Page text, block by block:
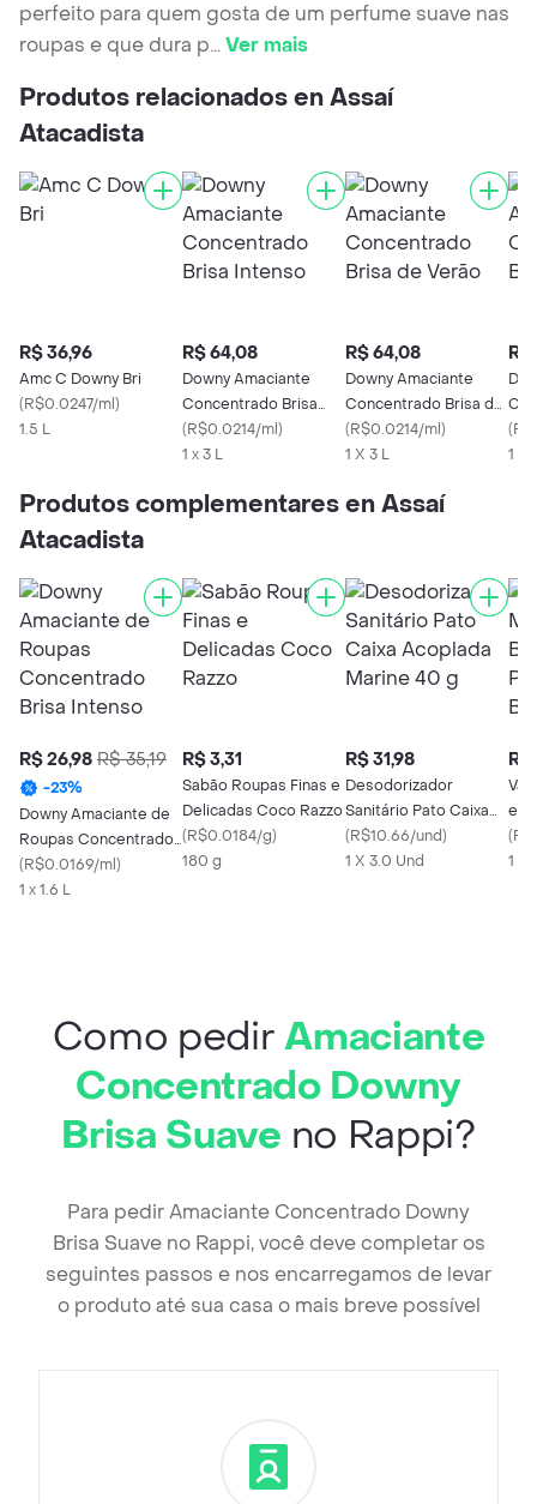
perfeito para quem gosta de um perfume suave nas
roupas e que dura p...Ver mais
Produtos relacionados en Assaí
Atacadista
R$ 36,96
Amc C Downy Bri
(R$0.0247/ml)
1.5 L
R$ 64,08
Downy Amaciante
Concentrado Brisa
Intenso
(R$0.0214/ml)
1 x 3 L
R$ 64,08
Downy Amaciante
Concentrado Brisa de
Verão
(R$0.0214/ml)
1 X 3 L
R$
(
1 X
Produtos complementares en Assaí
Atacadista
R$ 26,98 R$ 35,19
-23%
Downy Amaciante de
Roupas Concentrado
Brisa Intenso
(R$0.0169/ml)
1 x 1.6 L
R$ 3,31
Sabão Roupas Finas e
Delicadas Coco Razzo
(R$0.0184/g)
180 g
R$ 31,98
Desodorizador
Sanitário Pato Caixa
Acoplada Marine 40 g
(R$10.66/und)
1 X 3.0 Und
R$
em
(
1 X
Como pedirAmaciante
Concentrado Downy
Brisa Suave no Rappi?
Para pedir Amaciante Concentrado Downy
Brisa Suave no Rappi, você deve completar os
seguintes passos e nos encarregamos de levar
o produto até sua casa o mais breve possível